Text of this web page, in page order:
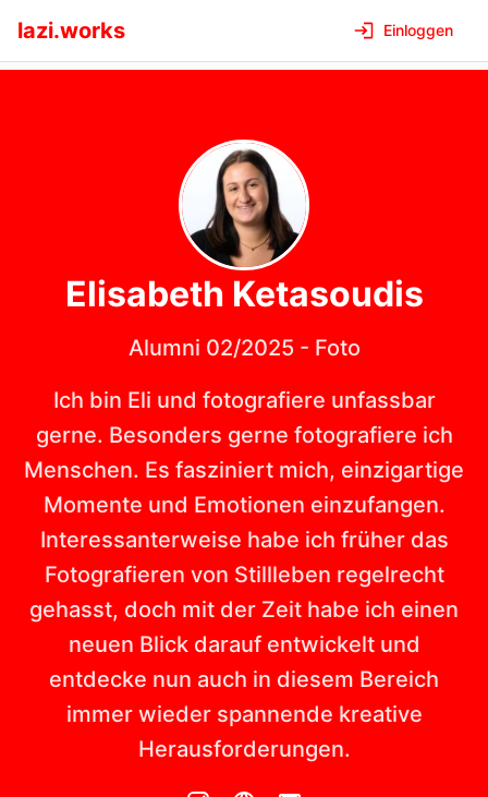
lazi.works Einloggen
Elisabeth Ketasoudis
Alumni 02/2025- Foto
Ich bin Eli und fotografiere unfassbar
gerne. Besonders gerne fotografiere ich
Menschen. Es fasziniert mich, einzigartige
Momente und Emotionen einzufangen.
Interessanterweise habe ich früher das
Fotografieren von Stillleben regelrecht
gehasst, doch mit der Zeit habe ich einen
neuen Blick darauf entwickelt und
entdecke nun auch in diesem Bereich
immer wieder spannende kreative
Herausforderungen.